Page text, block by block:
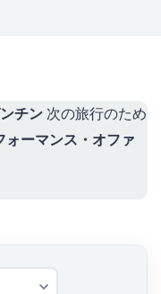
チン 次の旅行のため
ォーマンス・オファ